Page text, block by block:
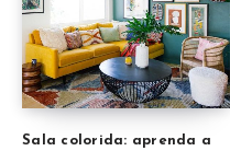
Sala colorida: aprenda a